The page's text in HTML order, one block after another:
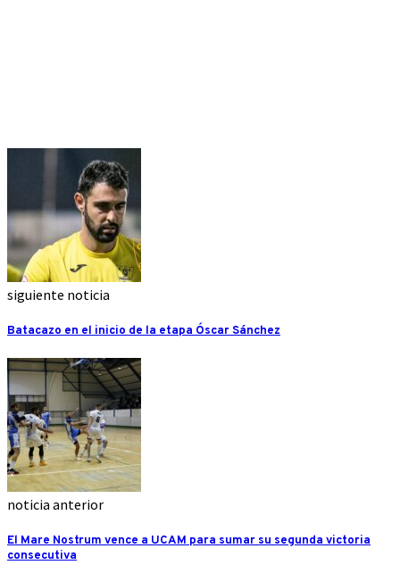
siguiente noticia
Batacazo en el inicio de la etapa Óscar Sánchez
noticia anterior
El Mare Nostrum vence a UCAM para sumar su segunda victoria
consecutiva